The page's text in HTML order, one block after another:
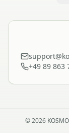
+49 89 863
©2026